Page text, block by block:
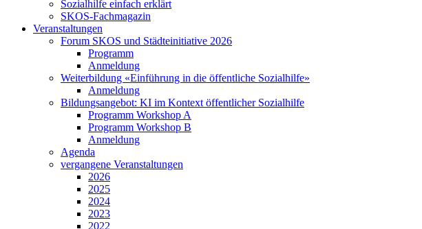
Sozialhilfe einfach erklärt
SKOS-Fachmagazin
Veranstaltungen
Forum SKOS und Städteinitiative 2026
Programm
Anmeldung
Weiterbildung «Einführung in die öffentliche Sozialhilfe»
Anmeldung
Bildungsangebot: KI im Kontext öffentlicher Sozialhilfe
Programm Workshop A
Programm Workshop B
Anmeldung
Agenda
vergangene Veranstaltungen
2026
2025
2024
2023
2022